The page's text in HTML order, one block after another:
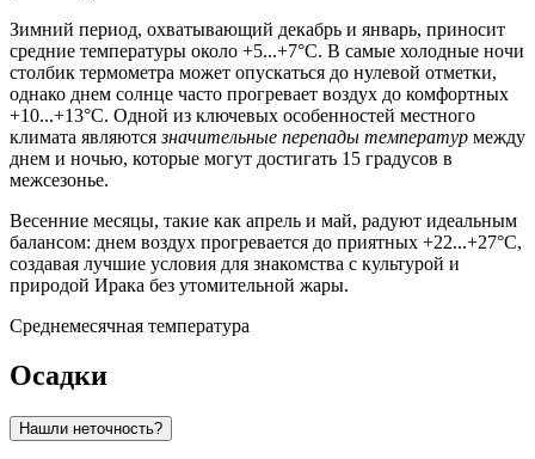
Зимний период, охватывающий декабрь и январь, приносит
средние температуры около +5...+7°C. В самые холодные ночи
столбик термометра может опускаться до нулевой отметки,
однако днем солнце часто прогревает воздух до комфортных
+10...+13°C. Одной из ключевых особенностей местного
климата являютсязначительные перепады температур между
днем и ночью, которые могут достигать 15 градусов в
межсезонье.
Весенние месяцы, такие как апрель и май, радуют идеальным
балансом: днем воздух прогревается до приятных +22...+27°C,
создавая лучшие условия для знакомства с культурой и
природой Ирака без утомительной жары.
Среднемесячная температура
Осадки
Нашли неточность?